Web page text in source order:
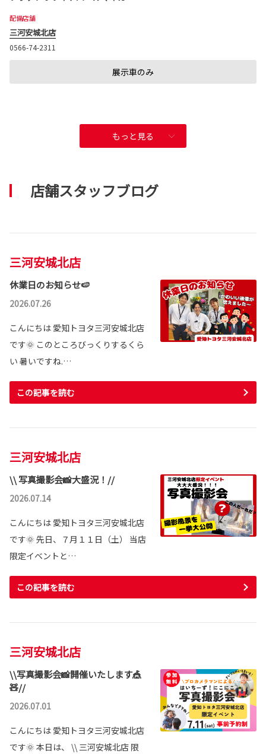
配備店舗
三河安城北店
0566-74-2311
展示車のみ
もっと見る
店舗スタッフブログ
三河安城北店
休業日のお知らせ🍉
2026.07.26
こんにちは 愛知トヨタ三河安城北店
です🌞 このところびっくりするくら
い 暑いですね.…
この記事を読む
三河安城北店
\\ 写真撮影会📸大盛況！//
2026.07.14
こんにちは 愛知トヨタ三河安城北店
です🌞 先日、７月１１日（土） 当店
限定イベントと…
この記事を読む
三河安城北店
\\写真撮影会📸開催いたします🎪
🧸//
2026.07.01
こんにちは 愛知トヨタ三河安城北店
です🌞 本日は、 \\ 三河安城北店 限